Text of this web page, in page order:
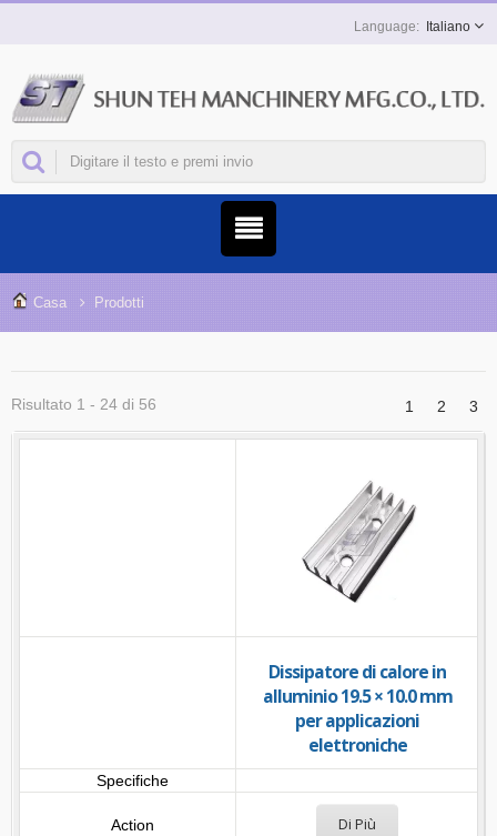
Italiano
Casa Prodotti
Risultato 1 - 24 di 56 1 2 3
Dissipatore di calore in
alluminio 19.5 × 10.0 mm
per applicazioni
elettroniche
Di Più